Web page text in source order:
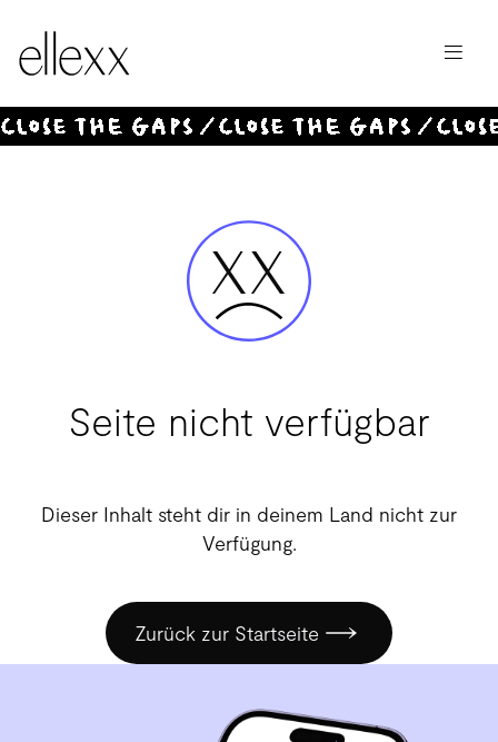
Magazin
Über uns
Seite nicht verfügbar
Dieser Inhalt steht dir in deinem Land nicht zur
Verfügung.
Zurück zur Startseite